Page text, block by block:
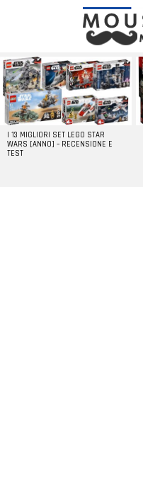
LATEST
STORIES
I 13 MIGLIORI SET LEGO STAR
WARS [ANNO] – RECENSIONE E
TEST